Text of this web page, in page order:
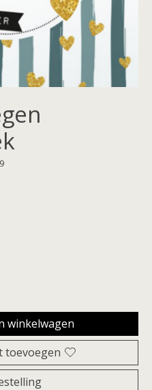
winkelwagen
toevoegen